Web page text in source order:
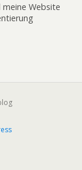
meine Website